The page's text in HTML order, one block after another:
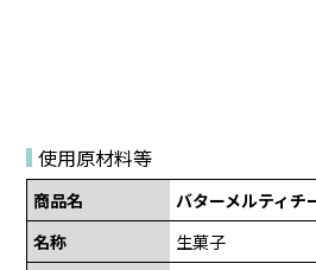
使用原材料等
商品名
バターメルティチ
名称
生菓子